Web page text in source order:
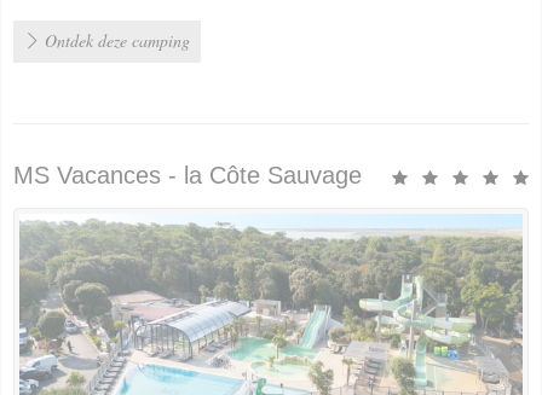
Ontdek deze camping
MS Vacances - la Côte Sauvage